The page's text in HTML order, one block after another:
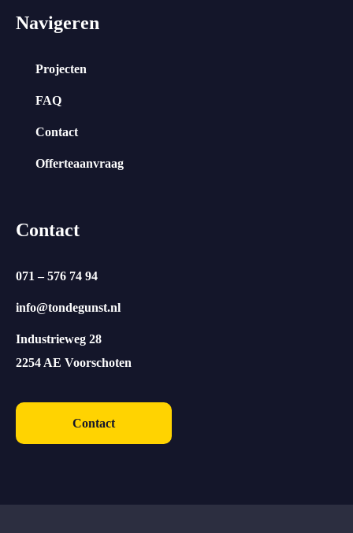
Navigeren
Projecten
FAQ
Contact
Offerteaanvraag
Contact
071 – 576 74 94
info@tondegunst.nl
Industrieweg 28
2254 AE Voorschoten
Contact